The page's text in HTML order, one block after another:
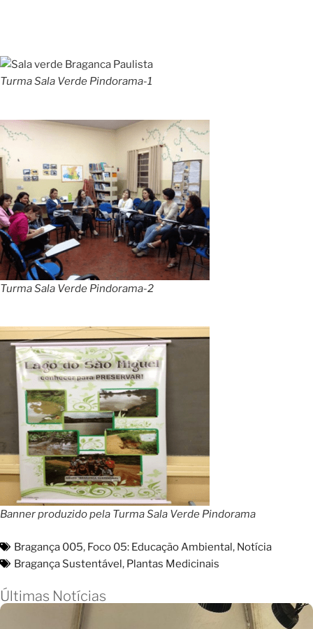
Turma Sala Verde Pindorama-1
Turma Sala Verde Pindorama-2
Banner produzido pela Turma Sala Verde Pindorama
Bragança 005, Foco 05: Educação Ambiental, Notícia
Bragança Sustentável, Plantas Medicinais
Últimas Notícias